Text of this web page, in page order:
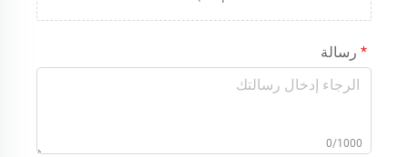
رسالة
0/1000